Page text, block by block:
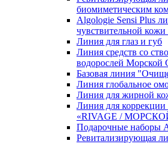
биомиметическим
Algologie Sensi Plus
чувcтвительной
Линия для глаз и губ
Линия средств со
водорослей Морской
Базовая линия
Линия глобальное
Линия для жирной
Линия для коррекции
«RIVAGE /
Подарочные наборы
Ревитализирующая